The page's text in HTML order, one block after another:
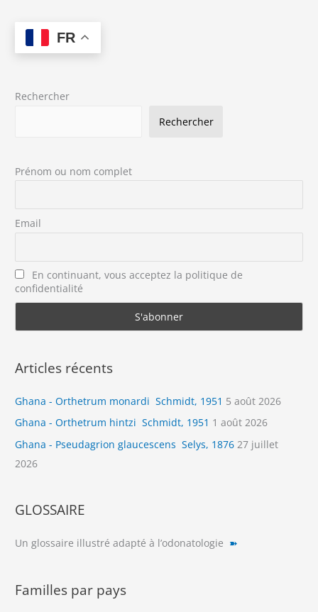
FR
Rechercher
Rechercher
Prénom ou nom complet
Email
En continuant, vous acceptez la politique de
confidentialité
Articles récents
Ghana - Orthetrum monardi Schmidt, 1951 5 août 2026
Ghana - Orthetrum hintzi Schmidt, 1951 1 août 2026
Ghana - Pseudagrion glaucescens Selys, 1876 27 juillet
2026
GLOSSAIRE
Un glossaire illustré adapté à l’odonatologie ➽
Familles par pays